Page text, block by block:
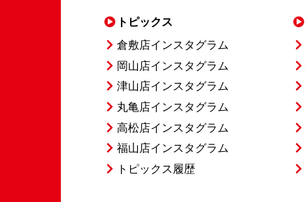
トピックス
倉敷店インスタグラム
岡山店インスタグラム
津山店インスタグラム
丸亀店インスタグラム
高松店インスタグラム
福山店インスタグラム
トピックス履歴